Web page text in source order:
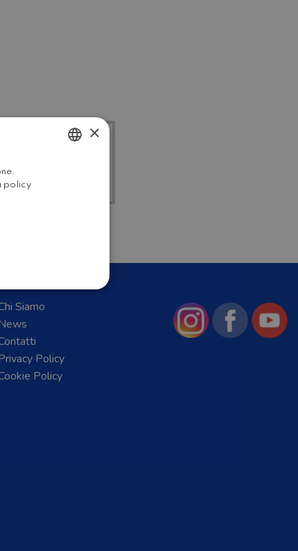
Siamo
Policy
Policy
×
policy